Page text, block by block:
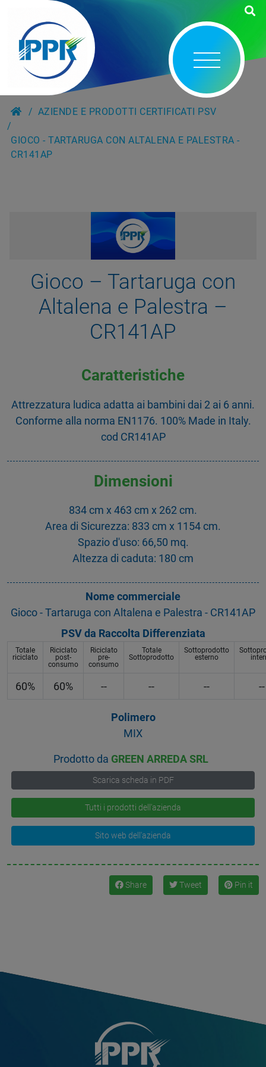
AZIENDE E PRODOTTI CERTIFICATI PSV
GIOCO - TARTARUGA CON ALTALENA E PALESTRA -
CR141AP
Gioco – Tartaruga con
Altalena e Palestra –
CR141AP
Caratteristiche
Attrezzatura ludica adatta ai bambini dai 2 ai 6 anni.
Conforme alla norma EN1176. 100% Made in Italy.
cod CR141AP
Dimensioni
834 cm x 463 cm x 262 cm.
Area di Sicurezza: 833 cm x 1154 cm.
Spazio d'uso: 66,50 mq.
Altezza di caduta: 180 cm
Nome commerciale
Gioco - Tartaruga con Altalena e Palestra - CR141AP
PSV da Raccolta Differenziata
Totale
riciclato
Riciclato
post-
consumo
Riciclato
pre-
consumo
Totale
Sottoprodotto
Sottoprodotto
esterno
60% 60% -- -- -- --
Polimero
MIX
Prodotto da GREEN ARREDA SRL
Scarica scheda in PDF
Tutti i prodotti dell'azienda
Sito web dell'azienda
Share Tweet Pin it